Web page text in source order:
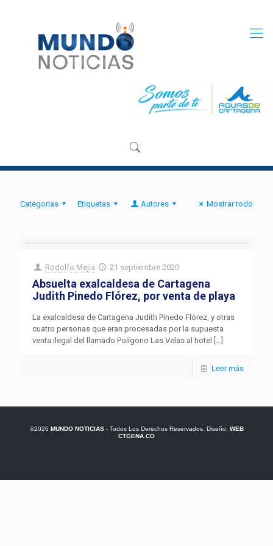
Categorias Etiquetas Autores Mostrar todo
Rodolfo Mejia 21 septiembre 2020
Absuelta exalcaldesa de Cartagena
Judith Pinedo Flórez, por venta de playa
La exalcaldesa de Cartagena Judith Pinedo Flórez, y otras
cuatro personas que eran procesadas por la supuesta
venta ilegal del llamado Polígono Las Velas al hotel
[…]
Leer más
©2026 MUNDO NOTICIAS- Todos Los Derechos Reservados. Diseño: WEB
CTGENA.CO